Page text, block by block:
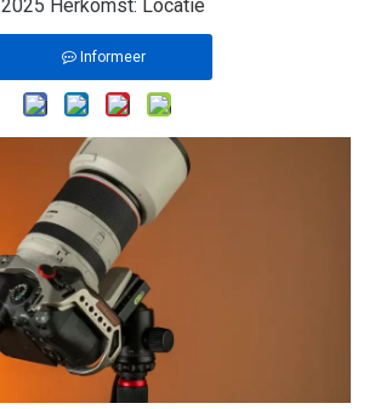
2025 Herkomst: Locatie
Informeer